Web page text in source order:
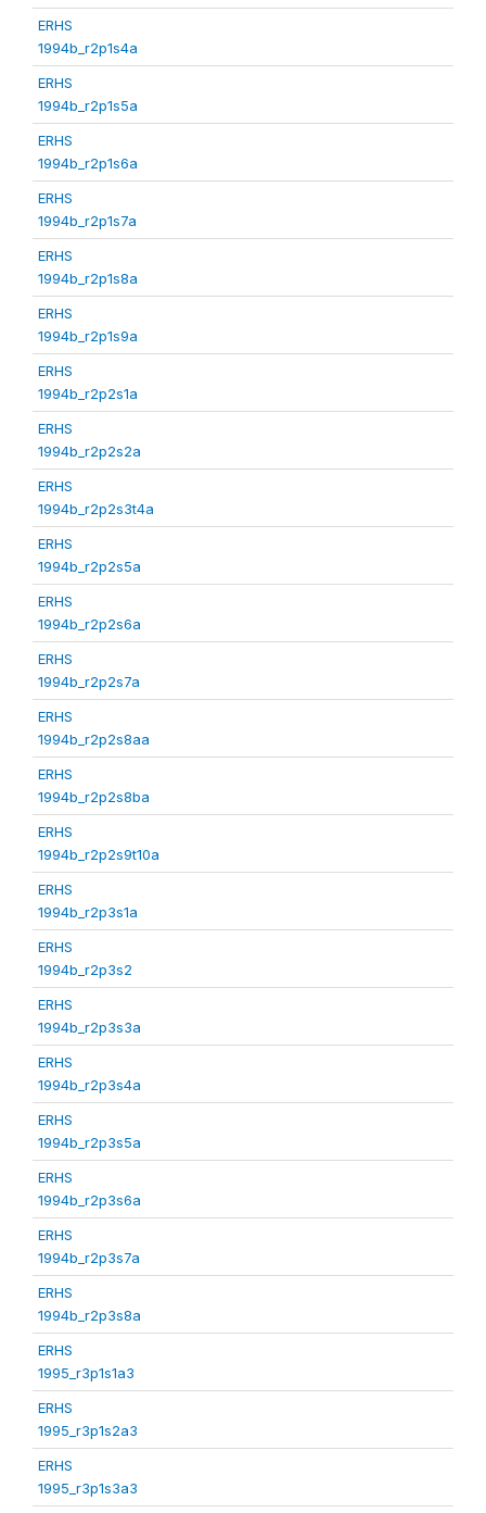
ERHS
1994b_r2p1s4a
ERHS
1994b_r2p1s5a
ERHS
1994b_r2p1s6a
ERHS
1994b_r2p1s7a
ERHS
1994b_r2p1s8a
ERHS
1994b_r2p1s9a
ERHS
1994b_r2p2s1a
ERHS
1994b_r2p2s2a
ERHS
1994b_r2p2s3t4a
ERHS
1994b_r2p2s5a
ERHS
1994b_r2p2s6a
ERHS
1994b_r2p2s7a
ERHS
1994b_r2p2s8aa
ERHS
1994b_r2p2s8ba
ERHS
1994b_r2p2s9t10a
ERHS
1994b_r2p3s1a
ERHS
1994b_r2p3s2
ERHS
1994b_r2p3s3a
ERHS
1994b_r2p3s4a
ERHS
1994b_r2p3s5a
ERHS
1994b_r2p3s6a
ERHS
1994b_r2p3s7a
ERHS
1994b_r2p3s8a
ERHS
1995_r3p1s1a3
ERHS
1995_r3p1s2a3
ERHS
1995_r3p1s3a3